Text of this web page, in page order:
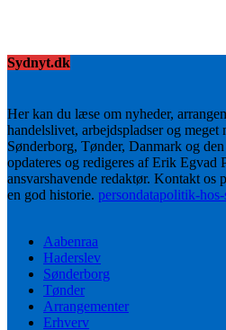
Sydnyt.dk
Her kan du læse om nyheder,
handelslivet, arbejdspladser og meget
Sønderborg, Tønder, Danmark og
opdateres og redigeres af Erik Egvad
ansvarshavende redaktør. Kontakt os
en god historie. persondatapolitik-
Aabenraa
Haderslev
Sønderborg
Tønder
Arrangementer
Erhverv